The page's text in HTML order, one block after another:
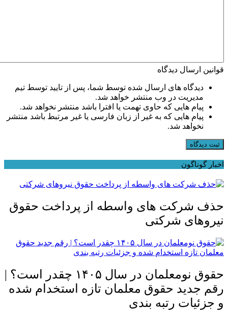
قوانین ارسال دیدگاه
دیدگاه های ارسال شده توسط شما، پس از تایید توسط تیم
مدیریت در وب منتشر خواهد شد.
پیام هایی که حاوی تهمت یا افترا باشد منتشر نخواهد شد.
پیام هایی که به غیر از زبان فارسی یا غیر مرتبط باشد منتشر
نخواهد شد.
ثبت دیدگاه
اخبار گوناگون
حذف شرکت های واسطه از پرداخت حقوق
نیروهای شرکتی
حقوق نومعلمان در سال ۱۴۰۵ چقدر است؟ |
رقم جدید حقوق معلمان تازه استخدام شده
و جزئیات رتبه بندی